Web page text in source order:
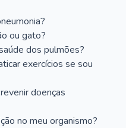
ou gato?
dos pulmões?
exercícios se sou
doenças
no meu organismo?